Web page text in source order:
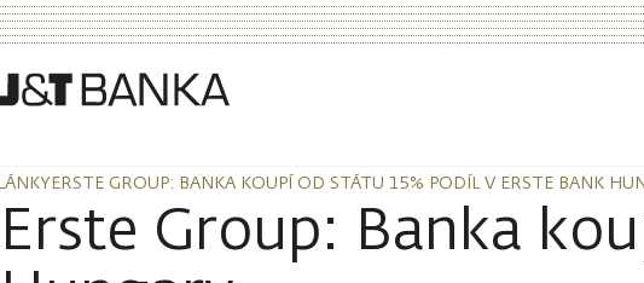
ERSTE GROUP: BANKA KOUPÍ OD STÁTU 15% PODÍL V ERSTE BANK
ERSTE GROUP: BANKA KOUPÍ OD STÁTU 15% PODÍL V ERSTE BANK
Erste Group: Banka